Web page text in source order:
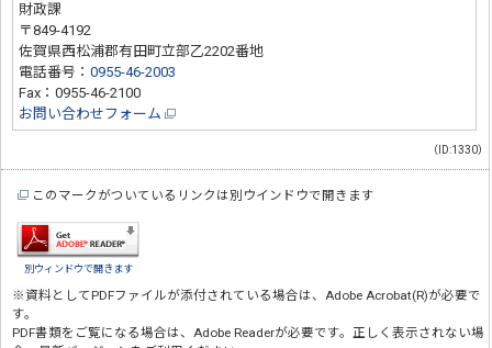
財政課
〒849-4192
佐賀県西松浦郡有田町立部乙2202番地
電話番号：0955-46-2003
Fax：0955-46-2100
お問い合わせフォーム
（ID:1330）
このマークがついているリンクは別ウインドウで開きます
別ウィンドウで開きます
※資料としてPDFファイルが添付されている場合は、 Adobe Acrobat(R)が必要で
す。
PDF書類をご覧になる場合は、 Adobe Readerが必要です。正しく表示されない場